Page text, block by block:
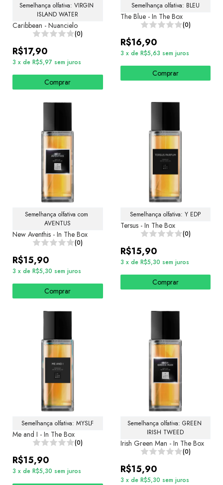
Semelhança olfativa: VIRGIN
ISLAND WATER
Caribbean - Nuancielo
(0)
R$17,90
3 x de R$5,97 sem juros
Comprar
Semelhança olfativa: BLEU
The Blue - In The Box
(0)
R$16,90
3 x de R$5,63 sem juros
Comprar
Semelhança olfativa com
AVENTUS
New Aventhis - In The Box
(0)
R$15,90
3 x de R$5,30 sem juros
Comprar
Semelhança olfativa: Y EDP
Tersus - In The Box
(0)
R$15,90
3 x de R$5,30 sem juros
Comprar
Semelhança olfativa: MYSLF
Me and I - In The Box
(0)
R$15,90
3 x de R$5,30 sem juros
Semelhança olfativa: GREEN
IRISH TWEED
Irish Green Man - In The Box
(0)
R$15,90
3 x de R$5,30 sem juros